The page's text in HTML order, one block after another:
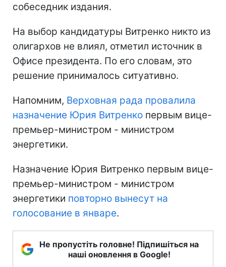
собеседник издания.
На выбор кандидатуры Витренко никто из
олигархов не влиял, отметил источник в
Офисе президента. По его словам, это
решение принималось ситуативно.
Напомним, Верховная рада провалила
назначение Юрия Витренко первым вице-
премьер-министром - министром
энергетики.
Назначение Юрия Витренко первым вице-
премьер-министром - министром
энергетики повторно вынесут на
голосование в январе.
Не пропустіть головне! Підпишіться на
наші оновлення в Google!